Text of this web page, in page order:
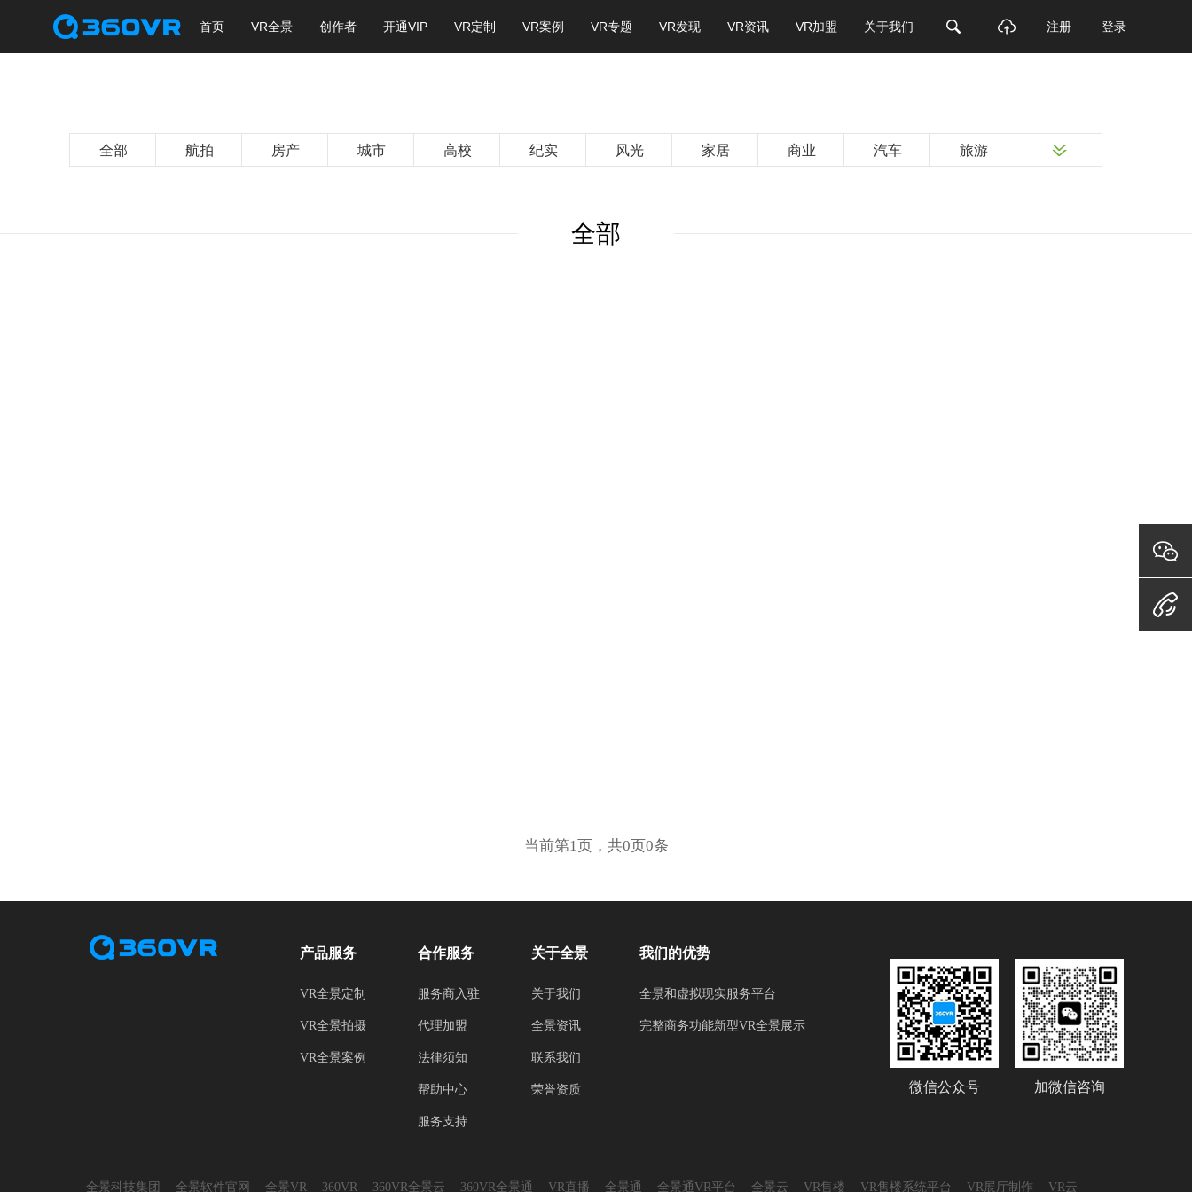
首页 VR全景 创作者 开通VIP VR定制 VR案例 VR专题 VR发现 VR资讯 VR加盟 关于我们 注册 登录
全部 航拍 房产 城市 高校 纪实 风光 家居 商业 汽车 旅游
全部
当前第1页，共0页0条
产品服务
VR全景定制
VR全景拍摄
VR全景案例
合作服务
服务商入驻
代理加盟
法律须知
帮助中心
服务支持
关于全景
关于我们
全景资讯
联系我们
荣誉资质
我们的优势
全景和虚拟现实服务平台
完整商务功能新型VR全景展示
微信公众号 加微信咨询
全景科技集团 全景软件官网 全景VR 360VR 360VR全景云 360VR全景通 VR直播 全景通 全景通VR平台 全景云 VR售楼 VR售楼系统平台 VR展厅制作 VR云